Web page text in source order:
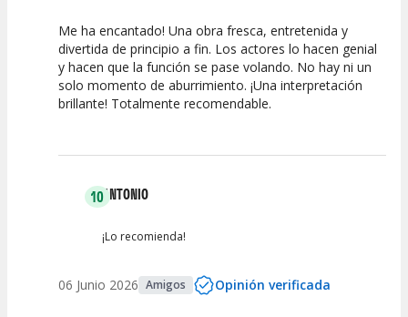
10
Calidad del
Espectáculo
10
Puesta en
Escena
10
Interpretación
artística
Me ha encantado! Una obra fresca, entretenida y
divertida de principio a fin. Los actores lo hacen genial
y hacen que la función se pase volando. No hay ni un
solo momento de aburrimiento. ¡Una interpretación
brillante! Totalmente recomendable.
10ANTONIO
¡Lo recomienda!
06 Junio 2026 Amigos Opinión verificada